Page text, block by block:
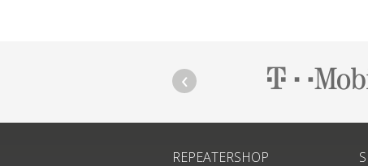
REPEATERSHOP